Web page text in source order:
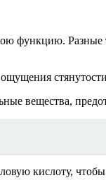
функцию. Разные
вещества,
кислоту,